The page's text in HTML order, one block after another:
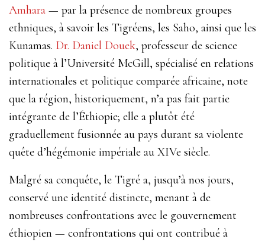
Amhara — par la présence de nombreux groupes
ethniques, à savoir les Tigréens, les Saho, ainsi que les
Kunamas. Dr. Daniel Douek, professeur de science
politique à l’Université McGill, spécialisé en relations
internationales et politique comparée africaine, note
que la région, historiquement, n’a pas fait partie
intégrante de l’Éthiopie; elle a plutôt été
graduellement fusionnée au pays durant sa violente
quête d’hégémonie impériale au XIVe siècle.
Malgré sa conquête, le Tigré a, jusqu’à nos jours,
conservé une identité distincte, menant à de
nombreuses confrontations avec le gouvernement
éthiopien — confrontations qui ont contribué à